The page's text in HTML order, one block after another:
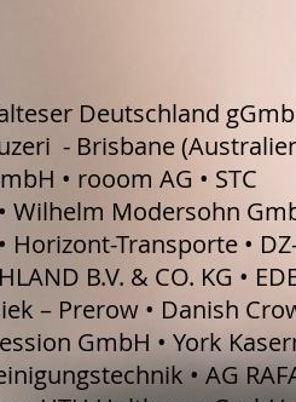
Deutschland
- Brisbane
• rooom AG • STC
Wilhelm Modersohn
Horizont-Transporte •
B.V. & CO. KG •
– Prerow • Danish
GmbH • York
• AG